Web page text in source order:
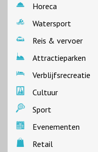
Horeca
Watersport
Reis & vervoer
Attractieparken
Verblijfsrecreatie
Cultuur
Sport
Evenementen
Retail